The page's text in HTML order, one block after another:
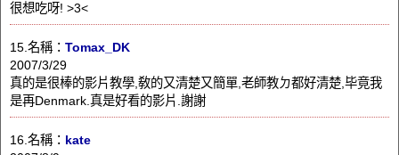
很想吃呀! >3<
15.名稱： Tomax_DK
2007/3/29
真的是很棒的影片教學,敎的又清楚又簡單,老師教ㄉ都好清楚,毕竟我
是再Denmark.真是好看的影片.謝謝
16.名稱： kate